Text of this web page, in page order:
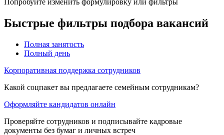
Быстрые фильтры подбора вакансий
Полная занятость
Полный день
Корпоративная поддержка сотрудников
Какой соцпакет вы предлагаете семейным сотрудникам?
Оформляйте кандидатов онлайн
Проверяйте сотрудников и подписывайте кадровые
документы без бумаг и личных встреч